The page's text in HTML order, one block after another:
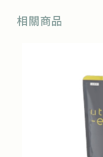
相關商品